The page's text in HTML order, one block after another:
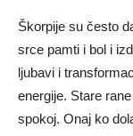
Škorpije su često
srce pamti i bol i
ljubavi i
energije. Stare
spokoj. Onaj ko